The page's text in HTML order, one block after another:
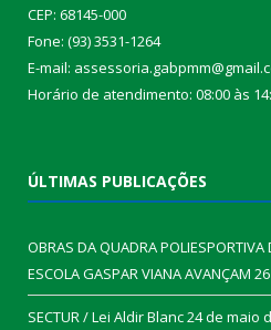
CEP: 68145-000
Fone: (93) 3531-1264
E-mail:
Horário de atendimento: 08:00 às
ÚLTIMAS PUBLICAÇÕES
OBRAS DA QUADRA
ESCOLA GASPAR VIANA AVANÇAM
SECTUR / Lei Aldir Blanc24 de maio